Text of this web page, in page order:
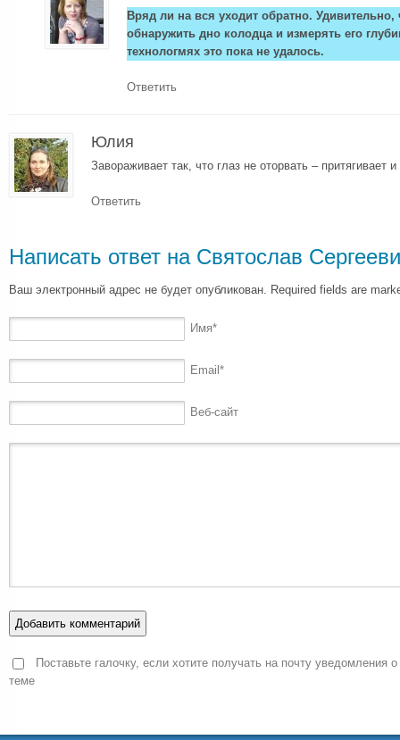
Вряд ли на вся уходит обратно.
обнаружить дно колодца и измерять его
технологмях это пока не удалось.
Ответить
Юлия
Завораживает так, что глаз не оторвать – притягивает
Ответить
Написать ответ на Святослав
Ваш электронный адрес не будет опубликован. Required fields are
Имя*
Email *
Веб-сайт
Поставьте галочку, если хотите получать на почту уведомления
теме